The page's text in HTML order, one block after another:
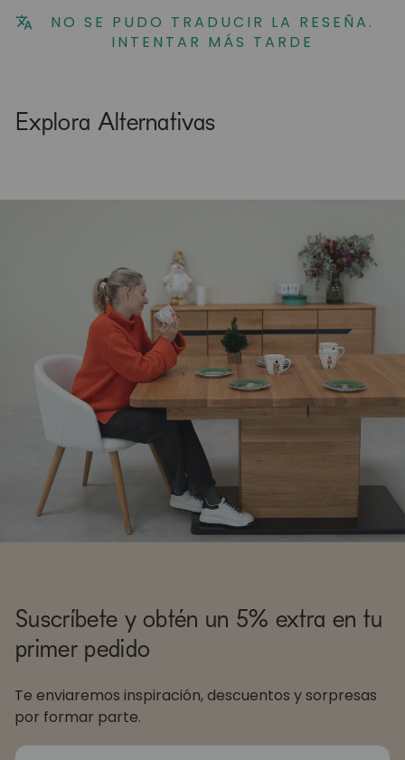
NO SE PUDO TRADUCIR LA RESEÑA.
INTENTAR MÁS TARDE
Explora Alternativas
Suscríbete y obtén un 5% extra en tu
primer pedido
Te enviaremos inspiración, descuentos y sorpresas
por formar parte.